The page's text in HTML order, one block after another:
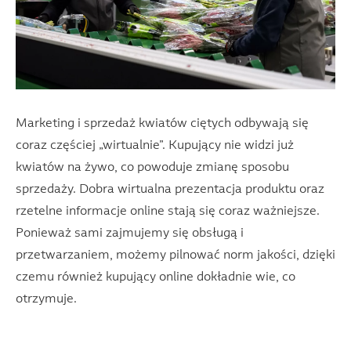
Marketing i sprzedaż kwiatów ciętych odbywają się
coraz częściej „wirtualnie”. Kupujący nie widzi już
kwiatów na żywo, co powoduje zmianę sposobu
sprzedaży. Dobra wirtualna prezentacja produktu oraz
rzetelne informacje online stają się coraz ważniejsze.
Ponieważ sami zajmujemy się obsługą i
przetwarzaniem, możemy pilnować norm jakości, dzięki
czemu również kupujący online dokładnie wie, co
otrzymuje.